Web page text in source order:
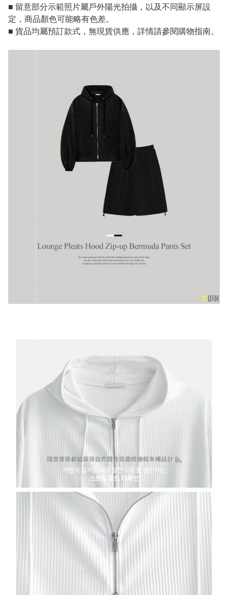
■ 留意部分示範照片屬戶外陽光拍攝，以及不同顯示屏設
定，商品顏色可能略有色差。
■ 貨品均屬預訂款式，無現貨供應，詳情請參閱購物指南。